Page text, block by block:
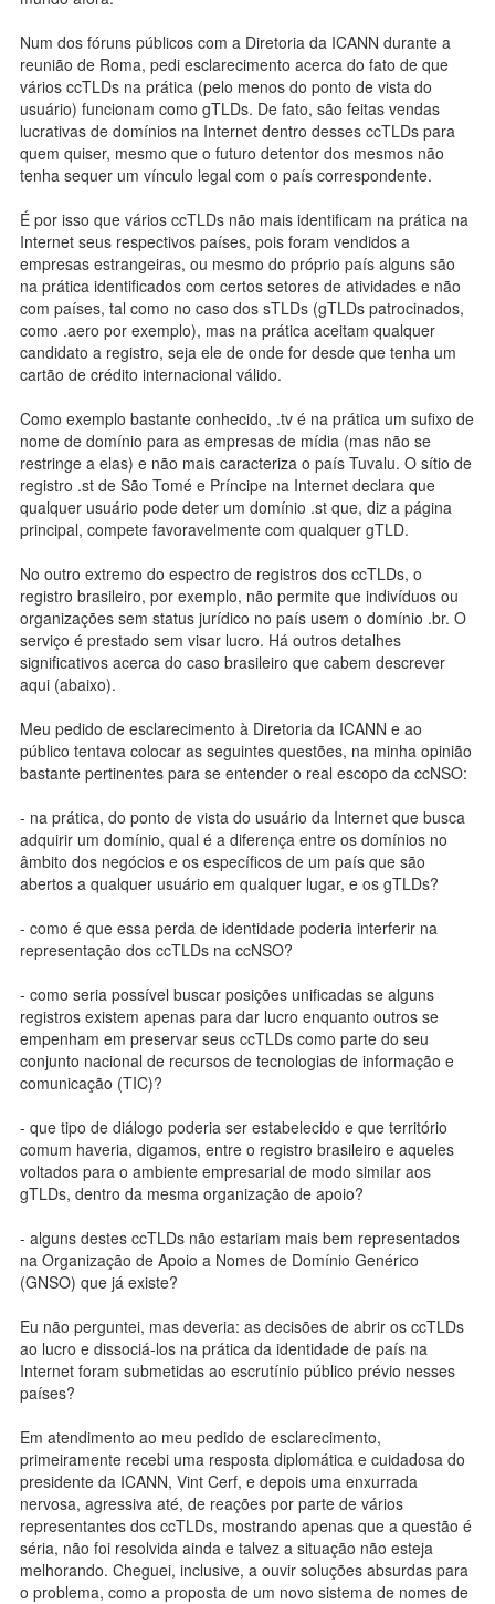
Num dos fóruns públicos com a Diretoria da ICANN durante a
reunião de Roma, pedi esclarecimento acerca do fato de que
vários ccTLDs na prática (pelo menos do ponto de vista do
usuário) funcionam como gTLDs. De fato, são feitas vendas
lucrativas de domínios na Internet dentro desses ccTLDs para
quem quiser, mesmo que o futuro detentor dos mesmos não
tenha sequer um vínculo legal com o país correspondente.
É por isso que vários ccTLDs não mais identificam na prática na
Internet seus respectivos países, pois foram vendidos a
empresas estrangeiras, ou mesmo do próprio país alguns são
na prática identificados com certos setores de atividades e não
com países, tal como no caso dos sTLDs (gTLDs patrocinados,
como .aero por exemplo), mas na prática aceitam qualquer
candidato a registro, seja ele de onde for desde que tenha um
cartão de crédito internacional válido.
Como exemplo bastante conhecido, .tv é na prática um sufixo de
nome de domínio para as empresas de mídia (mas não se
restringe a elas) e não mais caracteriza o país Tuvalu. O sítio de
registro .st de São Tomé e Príncipe na Internet declara que
qualquer usuário pode deter um domínio .st que, diz a página
principal, compete favoravelmente com qualquer gTLD.
No outro extremo do espectro de registros dos ccTLDs, o
registro brasileiro, por exemplo, não permite que indivíduos ou
organizações sem status jurídico no país usem o domínio .br. O
serviço é prestado sem visar lucro. Há outros detalhes
significativos acerca do caso brasileiro que cabem descrever
aqui (abaixo).
Meu pedido de esclarecimento à Diretoria da ICANN e ao
público tentava colocar as seguintes questões, na minha opinião
bastante pertinentes para se entender o real escopo da ccNSO:
- na prática, do ponto de vista do usuário da Internet que busca
adquirir um domínio, qual é a diferença entre os domínios no
âmbito dos negócios e os específicos de um país que são
abertos a qualquer usuário em qualquer lugar, e os gTLDs?
- como é que essa perda de identidade poderia interferir na
representação dos ccTLDs na ccNSO?
- como seria possível buscar posições unificadas se alguns
registros existem apenas para dar lucro enquanto outros se
empenham em preservar seus ccTLDs como parte do seu
conjunto nacional de recursos de tecnologias de informação e
comunicação (TIC)?
- que tipo de diálogo poderia ser estabelecido e que território
comum haveria, digamos, entre o registro brasileiro e aqueles
voltados para o ambiente empresarial de modo similar aos
gTLDs, dentro da mesma organização de apoio?
- alguns destes ccTLDs não estariam mais bem representados
na Organização de Apoio a Nomes de Domínio Genérico
(GNSO) que já existe?
Eu não perguntei, mas deveria: as decisões de abrir os ccTLDs
ao lucro e dissociá-los na prática da identidade de país na
Internet foram submetidas ao escrutínio público prévio nesses
países?
Em atendimento ao meu pedido de esclarecimento,
primeiramente recebi uma resposta diplomática e cuidadosa do
presidente da ICANN, Vint Cerf, e depois uma enxurrada
nervosa, agressiva até, de reações por parte de vários
representantes dos ccTLDs, mostrando apenas que a questão é
séria, não foi resolvida ainda e talvez a situação não esteja
melhorando. Cheguei, inclusive, a ouvir soluções absurdas para
o problema, como a proposta de um novo sistema de nomes de